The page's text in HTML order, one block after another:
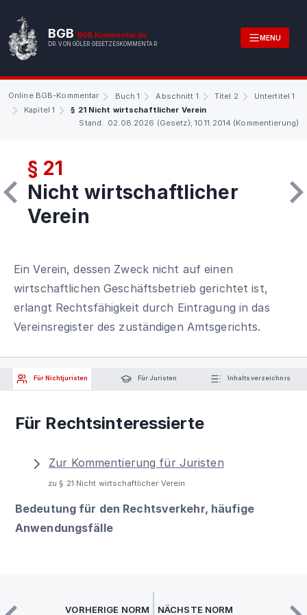
BGB BGB.Kommentar.de
DR. VON GÖLER GESETZESKOMMENTAR
MENU
Online BGB-Kommentar Buch 1 Abschnitt 1 Titel 2
Untertitel 1
Kapitel 1
§ 21 Nicht wirtschaftlicher Verein
Stand: 02.08.2026 (Gesetz); 10.11.2014 (Kommentierung)
§ 21
Nicht wirtschaftlicher
Verein
Ein Verein, dessen Zweck nicht auf einen
wirtschaftlichen Geschäftsbetrieb gerichtet ist,
erlangt Rechtsfähigkeit durch Eintragung in das
Vereinsregister des zuständigen Amtsgerichts.
Für Nichtjuristen Für Juristen Inhaltsverzeichnis
Für Rechtsinteressierte
Zur Kommentierung für Juristen
zu § 21 Nicht wirtschaftlicher Verein
Bedeutung für den Rechtsverkehr, häufige
Anwendungsfälle
VORHERIGE NORM NÄCHSTE NORM